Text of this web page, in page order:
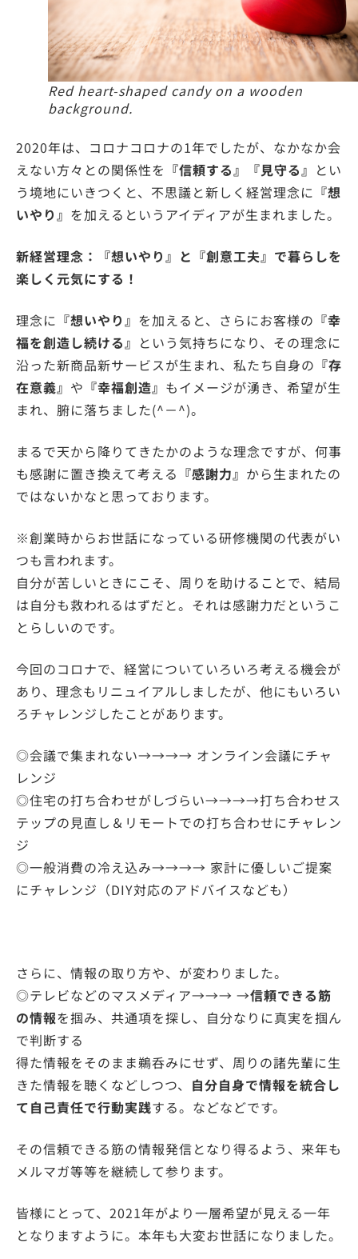
Red heart-shaped candy on a wooden
background.
2020年は、コロナコロナの1年でしたが、なかなか会
えない方々との関係性を 『信頼する』『見守る』 とい
う境地にいきつくと、不思議と新しく経営理念に 『想
いやり』 を加えるというアイディアが生まれました。
新経営理念：『想いやり』と『創意工夫』で暮らしを
楽しく元気にする！
理念に 『想いやり』 を加えると、さらにお客様の 『幸
福を創造し続ける』 という気持ちになり、その理念に
沿った新商品新サービスが生まれ、私たち自身の 『存
在意義』 や 『幸福創造』 もイメージが湧き、希望が生
まれ、腑に落ちました(^－^)。
まるで天から降りてきたかのような理念ですが、何事
も感謝に置き換えて考える 『感謝力』 から生まれたの
ではないかなと思っております。
※創業時からお世話になっている研修機関の代表がい
つも言われます。
自分が苦しいときにこそ、周りを助けることで、結局
は自分も救われるはずだと。それは感謝力だというこ
とらしいのです。
今回のコロナで、経営についていろいろ考える機会が
あり、理念もリニュイアルしましたが、他にもいろい
ろチャレンジしたことがあります。
◎会議で集まれない→→→→ オンライン会議にチャ
レンジ
◎住宅の打ち合わせがしづらい→→→→打ち合わせス
テップの見直し＆リモートでの打ち合わせにチャレン
ジ
◎一般消費の冷え込み→→→→ 家計に優しいご提案
にチャレンジ（DIY対応のアドバイスなども）
さらに、情報の取り方や、が変わりました。
◎テレビなどのマスメディア→→→ →信頼できる筋
の情報を掴み、共通項を探し、自分なりに真実を掴ん
で判断する
得た情報をそのまま鵜呑みにせず、周りの諸先輩に生
きた情報を聴くなどしつつ、 自分自身で情報を統合し
て自己責任で行動実践する。などなどです。
その信頼できる筋の情報発信となり得るよう、来年も
メルマガ等等を継続して参ります。
皆様にとって、2021年がより一層希望が見える一年
となりますように。本年も大変お世話になりました。